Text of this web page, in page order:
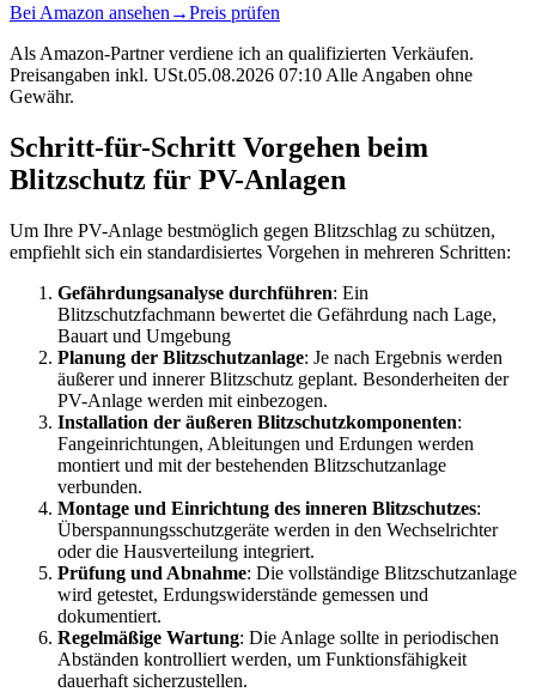
Bei Amazon ansehen →Preis prüfen
Als Amazon-Partner verdiene ich an qualifizierten Verkäufen.
Preisangaben inkl. USt.05.08.2026 07:10 Alle Angaben ohne
Gewähr.
Schritt-für-Schritt Vorgehen beim
Blitzschutz für PV-Anlagen
Um Ihre PV-Anlage bestmöglich gegen Blitzschlag zu schützen,
empfiehlt sich ein standardisiertes Vorgehen in mehreren Schritten:
Gefährdungsanalyse durchführen: Ein
Blitzschutzfachmann bewertet die Gefährdung nach Lage,
Bauart und Umgebung
Planung der Blitzschutzanlage: Je nach Ergebnis werden
äußerer und innerer Blitzschutz geplant. Besonderheiten der
PV-Anlage werden mit einbezogen.
Installation der äußeren Blitzschutzkomponenten:
Fangeinrichtungen, Ableitungen und Erdungen werden
montiert und mit der bestehenden Blitzschutzanlage
verbunden.
Montage und Einrichtung des inneren Blitzschutzes:
Überspannungsschutzgeräte werden in den Wechselrichter
oder die Hausverteilung integriert.
Prüfung und Abnahme: Die vollständige Blitzschutzanlage
wird getestet, Erdungswiderstände gemessen und
dokumentiert.
Regelmäßige Wartung: Die Anlage sollte in periodischen
Abständen kontrolliert werden, um Funktionsfähigkeit
dauerhaft sicherzustellen.